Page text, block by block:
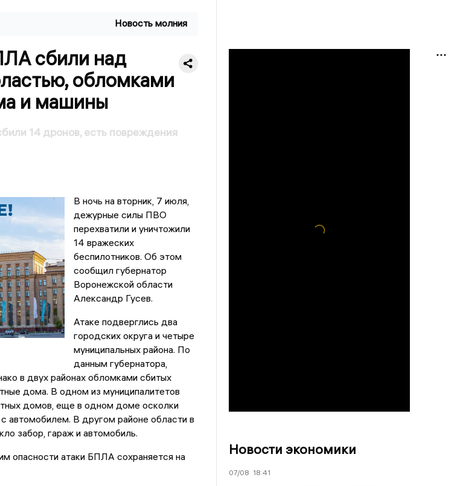
Новость молния
сбили над
обломками
и машины
14 дронов, есть повреждения
В ночь на вторник, 7 июля,
дежурные силы ПВО
перехватили и уничтожили
14 вражеских
беспилотников. Об этом
сообщил губернатор
Воронежской области
Александр Гусев.
Атаке подверглись два
городских округа и четыре
муниципальных района. По
данным губернатора,
в двух районах обломками сбитых
дома. В одном из муниципалитетов
домов, еще в одном доме осколки
автомобилем. В другом районе области в
забор, гараж и автомобиль.
опасности атаки БПЛА сохраняется на
Новости экономики
07/08 18:41